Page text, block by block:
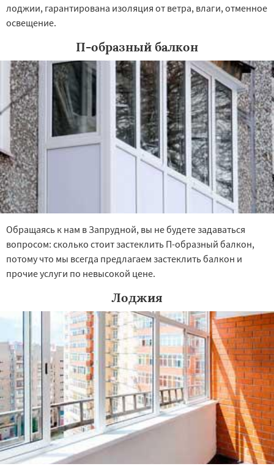
лоджии, гарантирована изоляция от ветра, влаги, отменное
освещение.
П-образный балкон
Обращаясь к нам в Запрудной, вы не будете задаваться
вопросом: сколько стоит застеклить П-образный балкон,
потому что мы всегда предлагаем застеклить балкон и
прочие услуги по невысокой цене.
Лоджия